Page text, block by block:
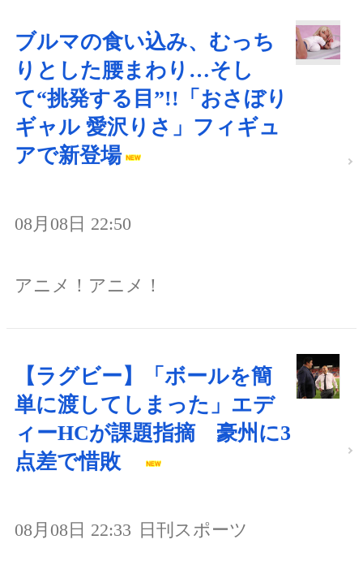
ブルマの食い込み、むっち
りとした腰まわり…そし
て“挑発する目”!!「おさぼり
ギャル 愛沢りさ」フィギュ
アで新登場
08月08日 22:50
アニメ！アニメ！
【ラグビー】「ボールを簡
単に渡してしまった」エデ
ィーHCが課題指摘 豪州に3
点差で惜敗
08月08日 22:33 日刊スポーツ